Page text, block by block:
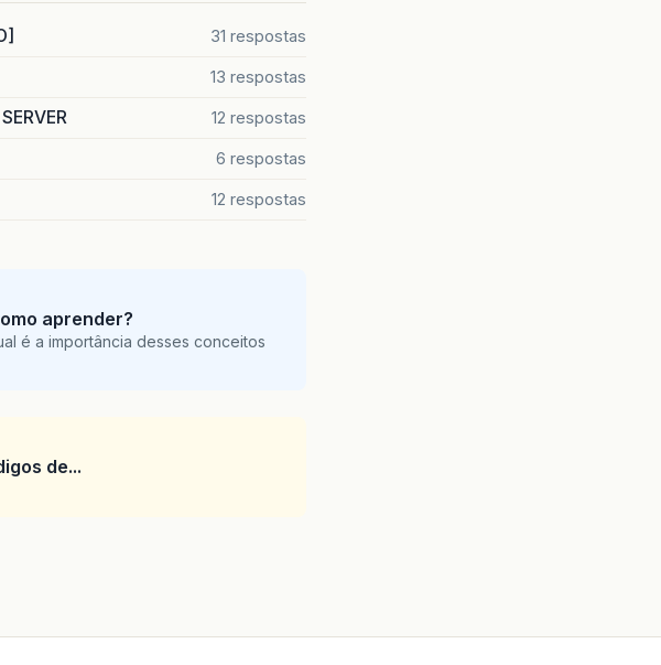
31 respostas
13 respostas
12 respostas
6 respostas
12 respostas
aprender?
é a importância desses conceitos
de...